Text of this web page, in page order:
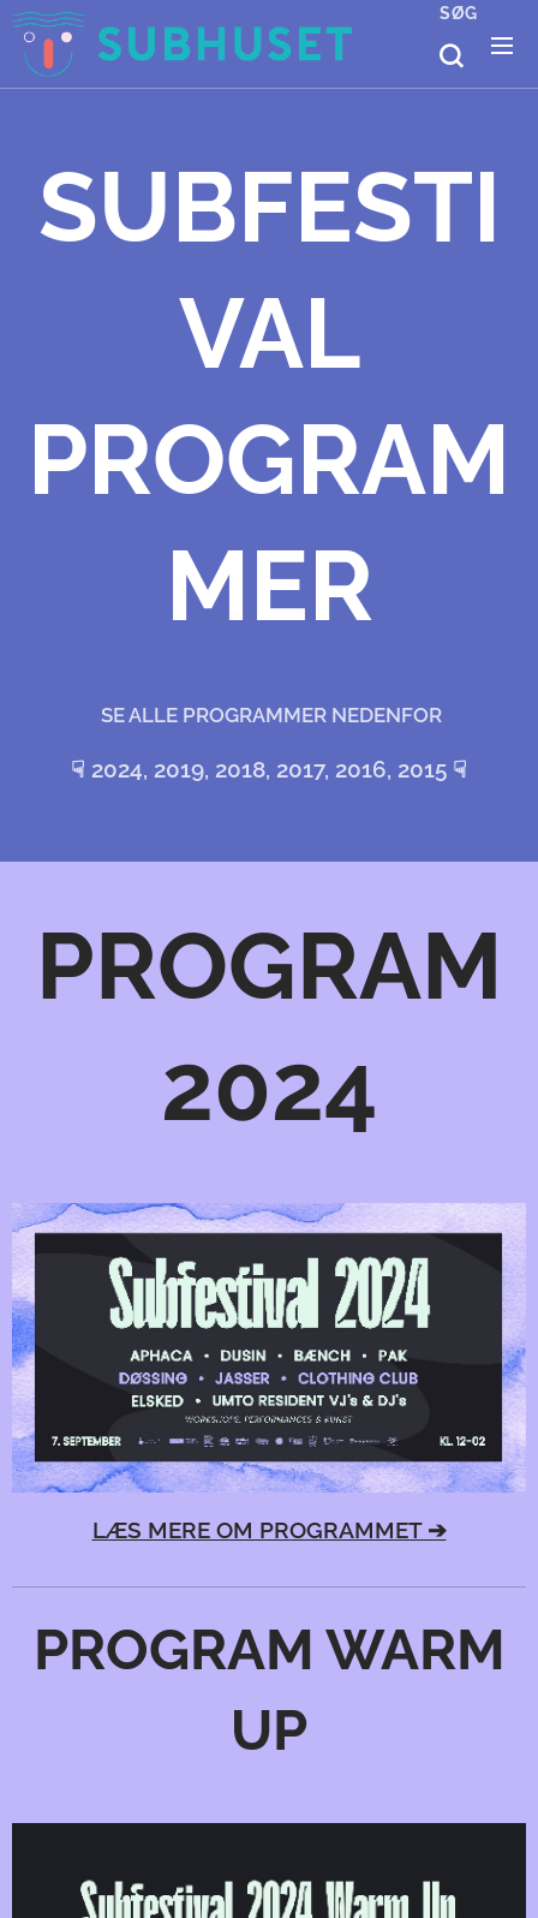
SØG
SUBFESTI
VAL
PROGRAM
MER
SE ALLE PROGRAMMER NEDENFOR
☟ 2024, 2019, 2018, 2017, 2016, 2015 ☟
PROGRAM
2024
LÆS MERE OM PROGRAMMET ➔
PROGRAM WARM
UP